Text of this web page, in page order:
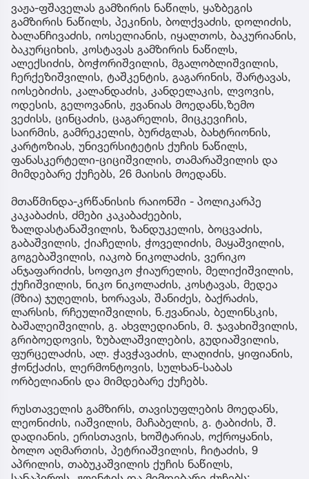
ვაჟა-ფშაველას გამზირის ნაწილს, ყაზბეგის
გამზირის ნაწილს, პეკინის, ბოლქვაძის, დოლიძის,
ბალანჩივაძის, იოსელიანის, იყალთოს, ბაკურიანის,
ბაკურციხის, კოსტავას გამზირის ნაწილს,
ალექსიძის, ბოჭორიშვილის, მგალობლიშვილის,
ჩერქეზიშვილის, ტაშკენტის, გაგარინის, შარტავას,
იოსებიძის, კალანდაძის, კანდელაკის, ლვოვის,
ოდესის, გელოვანის, ჟვანიას მოედანს,ზემო
ვეძისს, ცინცაძის, ცაგარელის, მიცკევიჩის,
საირმის, გამრეკელის, ბურძგლას, ბახტრიონის,
კარტოზიას, უნივერსიტეტის ქუჩის ნაწილს,
ფანასკერტელი-ციციშვილის, თამარაშვილის და
მიმდებარე ქუჩებს, 26 მაისის მოედანს.
მთაწმინდა-კრწანისის რაიონში - პოლიკარპე
კაკაბაძის, ძმები კაკაბაძეების,
ზალდასტანაშვილის, ზანდუკელის, ბოცვაძის,
გაბაშვილის, ქიაჩელის, ჭოველიძის, მაყაშვილის,
გოგებაშვილის, იაკობ ნიკოლაძის, ვერიკო
ანჯაფარიძის, სოფიკო ჭიაურელის, მელიქიშვილის,
ქუჩიშვილის, ნიკო ნიკოლაძის, კოსტავას, მედეა
(მზია) ჯუღელის, ხორავას, შანიძეს, ბაქრაძის,
ლარსის, რჩეულიშვილის, ნ.ჟვანიას, ბელინსკის,
ბაშალეიშვილის, გ. ახვლედიანის, მ. ჯავახიშვილის,
გრიბოედოვის, ზუბალაშვილების, გუდიაშვილის,
ფურცელაძის, ალ. ჭავჭავაძის, ლაღიძის, ყიფიანის,
ჭონქაძის, ლერმონტოვის, სულხან-საბას
ორბელიანის და მიმდებარე ქუჩებს.
რუსთაველის გამზირს, თავისუფლების მოედანს,
ლეონიძის, იაშვილის, მაჩაბელის, გ. ტაბიძის, შ.
დადიანის, ერისთავის, ხოშტარიას, ოქროყანის,
ბოლო აღმართის, პეტრიაშვილის, ჩიტაძის, 9
აპრილის, თაბუკაშვილის ქუჩის ნაწილს,